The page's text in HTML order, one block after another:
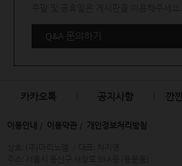
Q&A 문의하기
카카오톡 공지사항 깐
이용안내 이용약관 개인정보처리방침